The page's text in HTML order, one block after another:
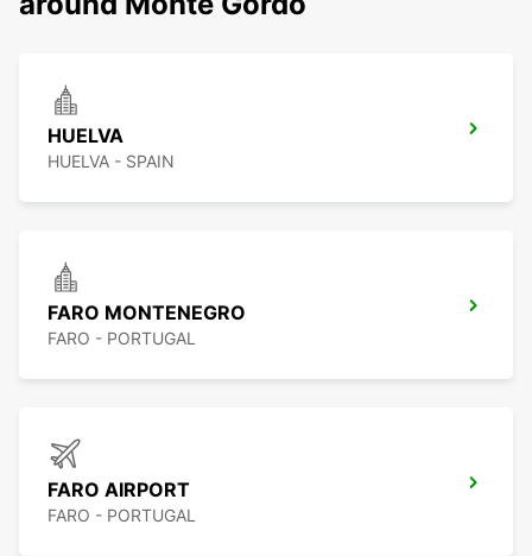
HUELVA
HUELVA - SPAIN
FARO MONTENEGRO
FARO - PORTUGAL
FARO AIRPORT
FARO - PORTUGAL